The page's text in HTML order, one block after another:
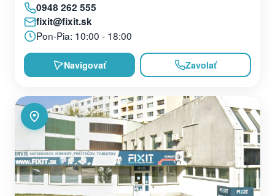
0948 262 555
fixit@fixit.sk
Pon-Pia: 10:00 - 18:00
Navigovať Zavolať